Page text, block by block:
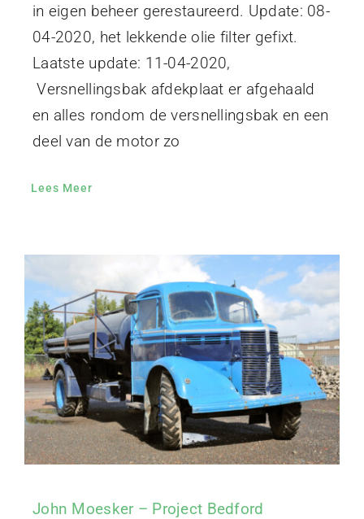
in eigen beheer gerestaureerd. Update: 08-
04-2020, het lekkende olie filter gefixt.
Laatste update: 11-04-2020,
Versnellingsbak afdekplaat er afgehaald
en alles rondom de versnellingsbak en een
deel van de motor zo
Lees Meer
John Moesker – Project Bedford